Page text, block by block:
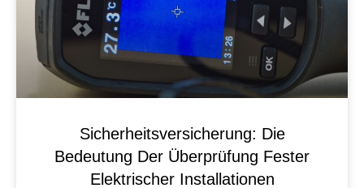
Sicherheitsversicherung: Die
Bedeutung Der Überprüfung Fester
Elektrischer Installationen